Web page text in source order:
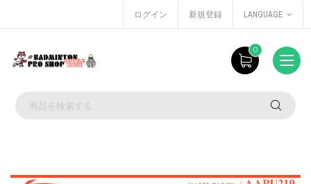
ログイン 新規登録 LANGUAGE
0